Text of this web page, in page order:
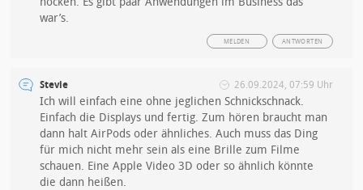
war’s.
ANTWORTEN
MELDEN
Stevie 26.09.2024, 07:59 Uhr
Ich will einfach eine ohne jeglichen Schnickschnack.
Einfach die Displays und fertig. Zum hören braucht man
dann halt AirPods oder ähnliches. Auch muss das Ding
für mich nicht mehr sein als eine Brille zum Filme
schauen. Eine Apple Video 3D oder so ähnlich könnte
die dann heißen.